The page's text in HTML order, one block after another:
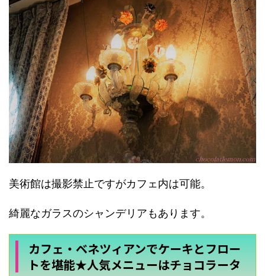
美術館は撮影禁止ですがカフェ内は可能。
綺麗なガラスのシャンデリアもあります。
カフェ・ベネツィアンでケーキとフロー
トを堪能★人気メニューはチョコラータ